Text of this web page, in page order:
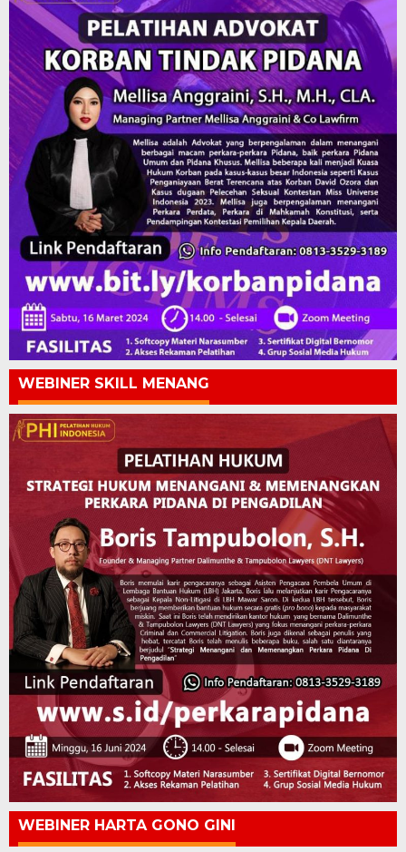
WEBINER SKILL MENANG
WEBINER HARTA GONO GINI